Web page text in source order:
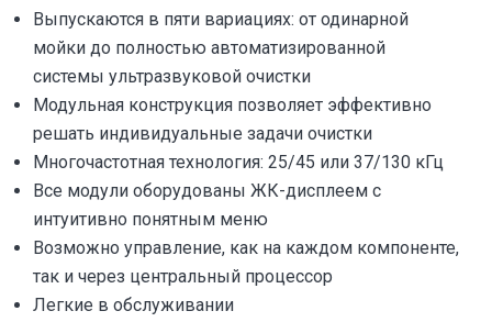
Выпускаются в пяти вариациях: от одинарной
мойки до полностью автоматизированной
системы ультразвуковой очистки
Модульная конструкция позволяет эффективно
решать индивидуальные задачи очистки
Многочастотная технология: 25/45 или 37/130 кГц
Все модули оборудованы ЖК-дисплеем с
интуитивно понятным меню
Возможно управление, как на каждом компоненте,
так и через центральный процессор
Легкие в обслуживании